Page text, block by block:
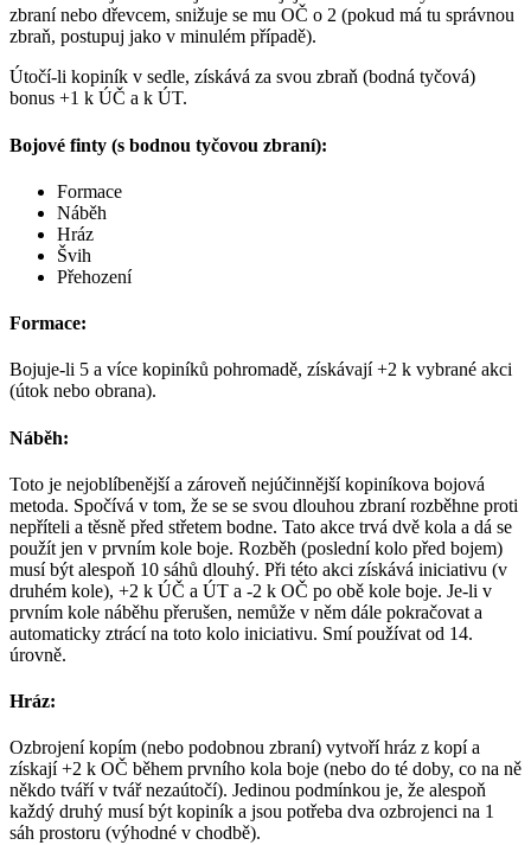
zbraní nebo dřevcem, snižuje se mu OČ o 2 (pokud má tu správnou
zbraň, postupuj jako v minulém případě).
Útočí-li kopiník v sedle, získává za svou zbraň (bodná tyčová)
bonus +1 k ÚČ a k ÚT.
Bojové finty (s bodnou tyčovou zbraní):
Formace
Náběh
Hráz
Švih
Přehození
Formace:
Bojuje-li 5 a více kopiníků pohromadě, získávají +2 k vybrané akci
(útok nebo obrana).
Náběh:
Toto je nejoblíbenější a zároveň nejúčinnější kopiníkova bojová
metoda. Spočívá v tom, že se se svou dlouhou zbraní rozběhne proti
nepříteli a těsně před střetem bodne. Tato akce trvá dvě kola a dá se
použít jen v prvním kole boje. Rozběh (poslední kolo před bojem)
musí být alespoň 10 sáhů dlouhý. Při této akci získává iniciativu (v
druhém kole), +2 k ÚČ a ÚT a -2 k OČ po obě kole boje. Je-li v
prvním kole náběhu přerušen, nemůže v něm dále pokračovat a
automaticky ztrácí na toto kolo iniciativu. Smí používat od 14.
úrovně.
Hráz:
Ozbrojení kopím (nebo podobnou zbraní) vytvoří hráz z kopí a
získají +2 k OČ během prvního kola boje (nebo do té doby, co na ně
někdo tváří v tvář nezaútočí). Jedinou podmínkou je, že alespoň
každý druhý musí být kopiník a jsou potřeba dva ozbrojenci na 1
sáh prostoru (výhodné v chodbě).